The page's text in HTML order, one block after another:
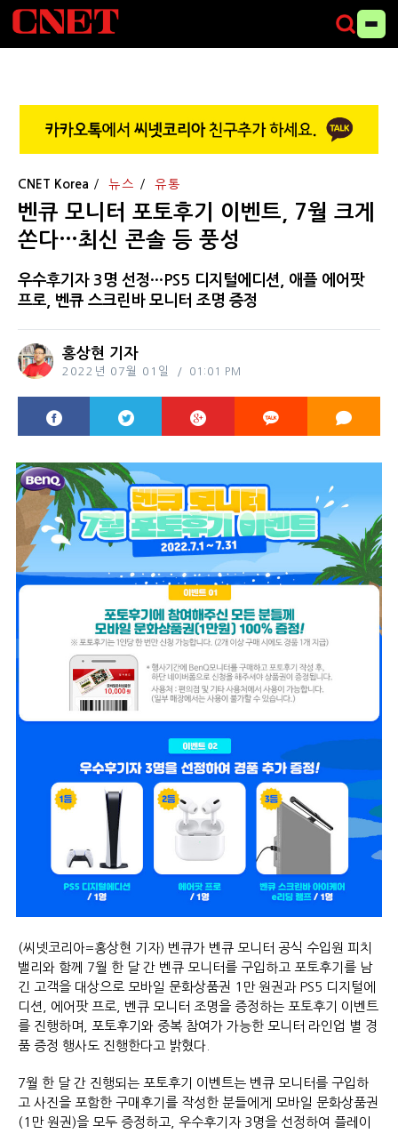
CNET Korea 뉴스 유통
벤큐 모니터 포토후기 이벤트, 7월 크게
쏜다…최신 콘솔 등 풍성
우수후기자 3명 선정···PS5 디지털에디션, 애플 에어팟
프로, 벤큐 스크린바 모니터 조명 증정
홍상현 기자
2022년 07월 01일 01:01 PM
(씨넷코리아=홍상현 기자) 벤큐가 벤큐 모니터 공식 수입원 피치
밸리와 함께 7월 한 달 간 벤큐 모니터를 구입하고 포토후기를 남
긴 고객을 대상으로 모바일 문화상품권 1만 원권과 PS5 디지털에
디션, 에어팟 프로, 벤큐 모니터 조명을 증정하는 포토후기 이벤트
를 진행하며, 포토후기와 중복 참여가 가능한 모니터 라인업 별 경
품 증정 행사도 진행한다고 밝혔다.
7월 한 달 간 진행되는 포토후기 이벤트는 벤큐 모니터를 구입하
고 사진을 포함한 구매후기를 작성한 분들에게 모바일 문화상품권
(1만 원권)을 모두 증정하고, 우수후기자 3명을 선정하여 플레이